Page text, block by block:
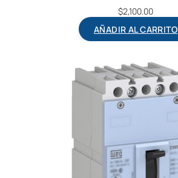
$2,100.00
AÑADIR AL CARRITO